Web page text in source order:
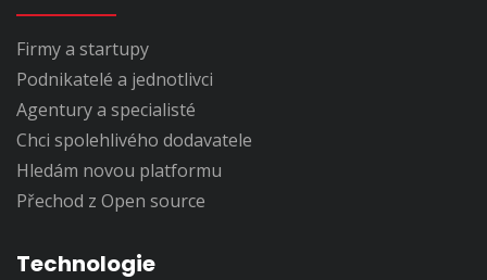
Firmy a startupy
Podnikatelé a jednotlivci
Agentury a specialisté
Chci spolehlivého dodavatele
Hledám novou platformu
Přechod z Open source
Technologie